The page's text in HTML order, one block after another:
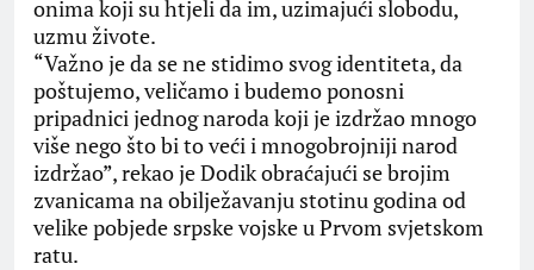
onima koji su htjeli da im, uzimajući slobodu,
uzmu živote.
“Važno je da se ne stidimo svog identiteta, da
poštujemo, veličamo i budemo ponosni
pripadnici jednog naroda koji je izdržao mnogo
više nego što bi to veći i mnogobrojniji narod
izdržao”, rekao je Dodik obraćajući se brojim
zvanicama na obilježavanju stotinu godina od
velike pobjede srpske vojske u Prvom svjetskom
ratu.